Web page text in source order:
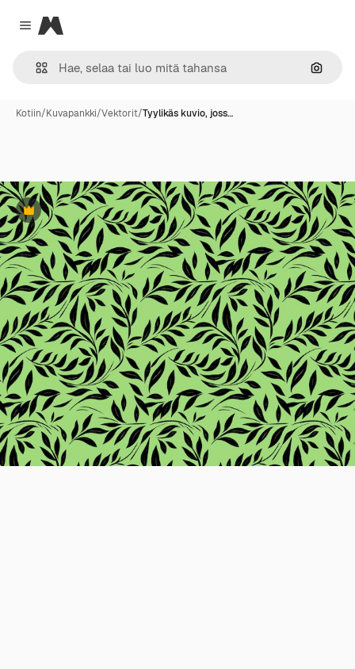
Close menu
Magnific
Hae
Kotiin/Kuvapankki/Vektorit/Tyylikäs kuvio, joss…
Premium